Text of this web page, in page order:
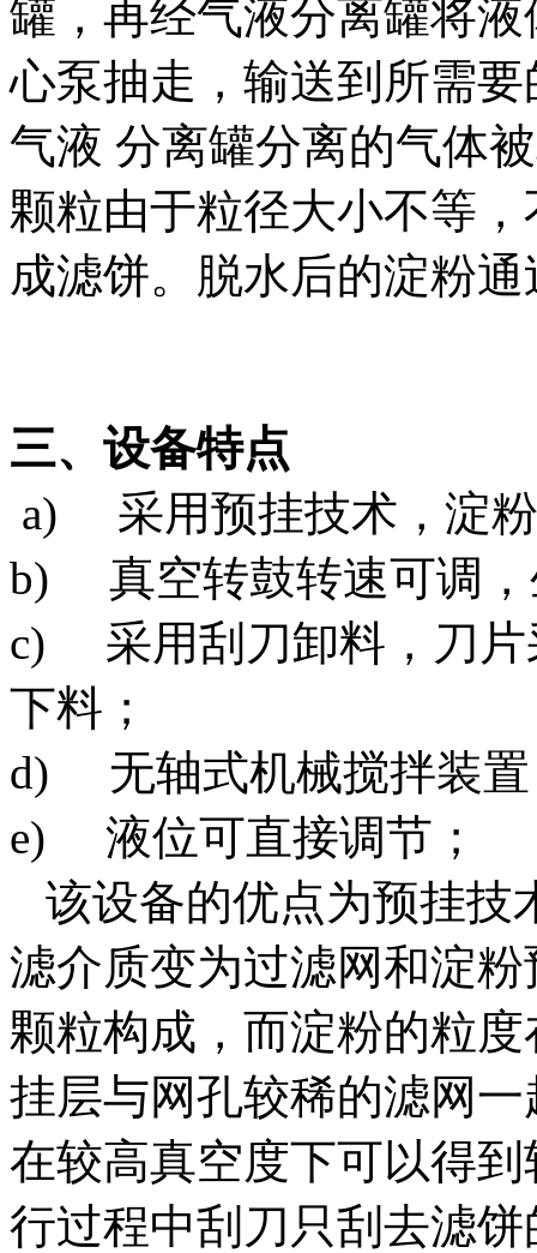
罐，再经气液分离罐将
心泵抽走，输送到所需
气液 分离罐分离的气体
颗粒由于粒径大小不等
成滤饼。脱水后的淀粉
三、设备特点
a) 采用预挂技术，淀
b) 真空转鼓转速可调，
c) 采用刮刀卸料，刀片
下料；
d) 无轴式机械搅拌装置
e) 液位可直接调节；
该设备的优点为预挂技
滤介质变为过滤网和淀
颗粒构成，而淀粉的粒
挂层与网孔较稀的滤网
在较高真空度下可以得
行过程中刮刀只刮去滤